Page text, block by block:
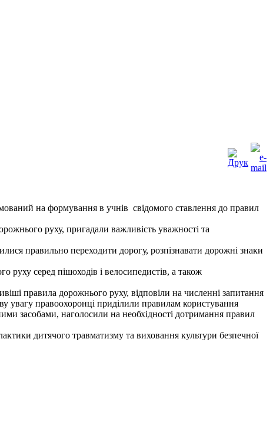
на формування в учнів свідомого ставлення до правил
руху, пригадали важливість уважності та
правильно переходити дорогу, розпізнавати дорожні знаки
серед пішоходів і велосипедистів, а також
правила дорожнього руху, відповіли на численні запитання
увагу правоохоронці приділили правилам користування
засобами, наголосили на необхідності дотримання правил
дитячого травматизму та виховання культури безпечної